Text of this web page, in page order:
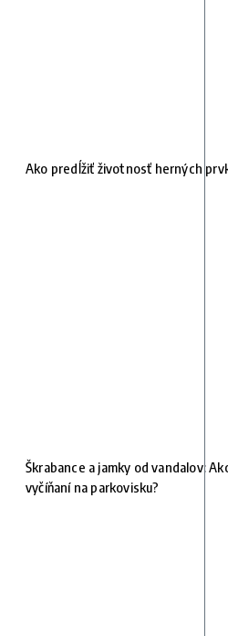
Ako predĺžiť životnosť herných
Škrabance a jamky od vandalov:
vyčíňaní na parkovisku?